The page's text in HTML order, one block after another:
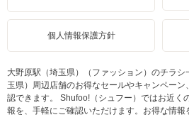
個人情報保護方針
大野原駅（埼玉県）（ファッション）のチラ
玉県）周辺店舗のお得なセールやキャンペー
認できます。 Shufoo!（シュフー）ではお近く
報を、手軽にご確認いただけます。お得な情報